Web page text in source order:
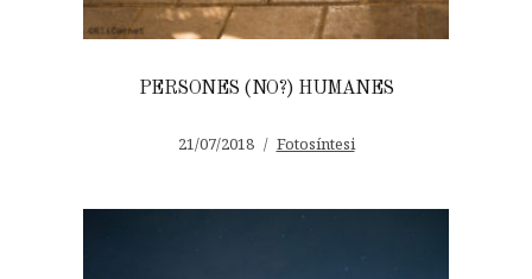
PERSONES (NO?) HUMANES
21/07/2018 Fotosíntesi